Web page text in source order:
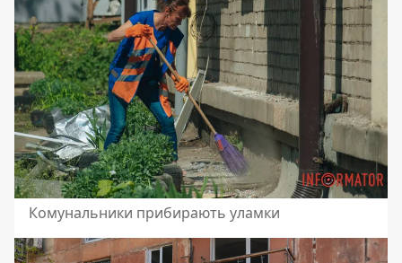
Комунальники прибирають уламки